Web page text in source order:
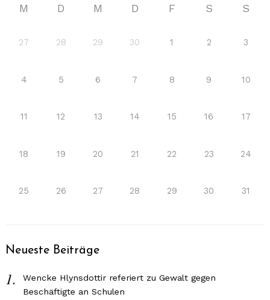
M D M D F S S
27 28 29 30 1 2 3
4 5 6 7 8 9 10
11 12 13 14 15 16 17
18 19 20 21 22 23 24
25 26 27 28 29 30 31
Neueste Beiträge
Wencke Hlynsdottir referiert zu Gewalt gegen
Beschäftigte an Schulen